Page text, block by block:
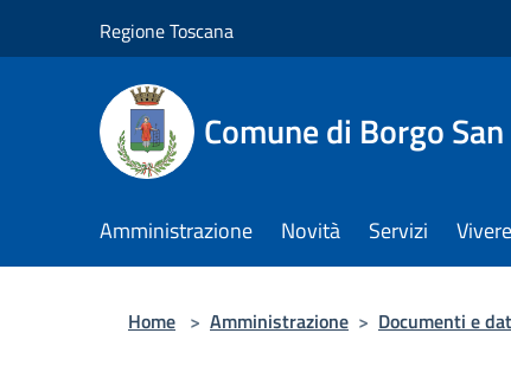
Regione Toscana
Comune di Borgo
Amministrazione Novità Servizi
Home > Amministrazione > Documenti e